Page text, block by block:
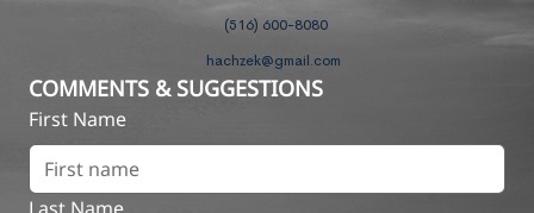
(516) 600-8080
hachzek@gmail.com
COMMENTS & SUGGESTIONS
First Name